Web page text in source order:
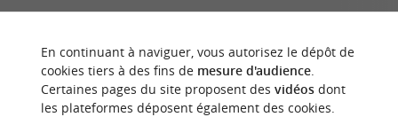
En continuant à naviguer, vous autorisez le dépôt de
cookies tiers à des fins de mesure d'audience.
Certaines pages du site proposent des vidéosdont
les plateformes déposent également des cookies.